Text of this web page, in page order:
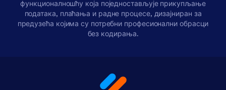
функционалношћу која поједностављује прикупљање
података, плаћања и радне процесе, дизајниран за
предузећа којима су потребни професионални обрасци
без кодирања.